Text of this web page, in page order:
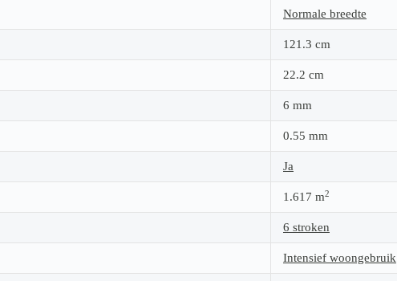
Normale breedte
121.3 cm
22.2 cm
6 mm
0.55 mm
Ja
1.617 m2
6 stroken
Intensief woongebruik